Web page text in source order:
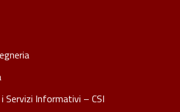
Servizi Informativi – CSI